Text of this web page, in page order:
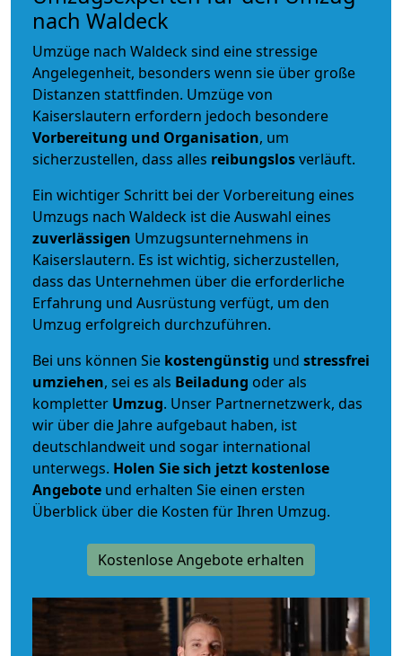
nach Waldeck
Umzüge nach Waldeck sind eine stressige
Angelegenheit, besonders wenn sie über große
Distanzen stattfinden. Umzüge von
Kaiserslautern erfordern jedoch besondere
Vorbereitung und Organisation, um
sicherzustellen, dass alles reibungslosverläuft.
Ein wichtiger Schritt bei der Vorbereitung eines
Umzugs nach Waldeck ist die Auswahl eines
zuverlässigen Umzugsunternehmens in
Kaiserslautern. Es ist wichtig, sicherzustellen,
dass das Unternehmen über die erforderliche
Erfahrung und Ausrüstung verfügt, um den
Umzug erfolgreich durchzuführen.
Bei uns können Sie kostengünstig und stressfrei
umziehen, sei es als Beiladung oder als
kompletter Umzug. Unser Partnernetzwerk, das
wir über die Jahre aufgebaut haben, ist
deutschlandweit und sogar international
unterwegs. Holen Sie sich jetzt kostenlose
Angebote und erhalten Sie einen ersten
Überblick über die Kosten für Ihren Umzug.
Kostenlose Angebote erhalten